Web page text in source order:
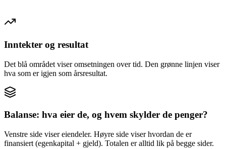
Inntekter og resultat
Det blå området viser omsetningen over tid. Den grønne linjen viser
hva som er igjen som årsresultat.
Balanse: hva eier de, og hvem skylder de penger?
Venstre side viser eiendeler. Høyre side viser hvordan de er
finansiert (egenkapital + gjeld). Totalen er alltid lik på begge sider.